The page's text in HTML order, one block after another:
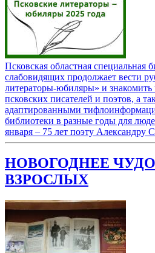
Псковская областная специальная
слабовидящих продолжает вести
литераторы-юбиляры» и знакомить
псковских писателей и поэтов, а
адаптированными
библиотеки в разные годы для
января – 75 лет поэту Александру
НОВОГОДНЕЕ
ВЗРОСЛЫХ